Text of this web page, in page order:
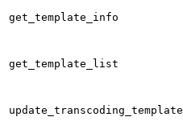
get_template_info
get_template_list
update_transcoding_template